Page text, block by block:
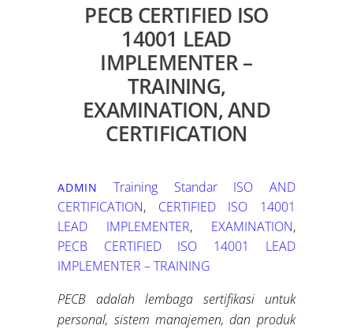
PECB CERTIFIED ISO
14001 LEAD
IMPLEMENTER –
TRAINING,
EXAMINATION, AND
CERTIFICATION
ADMIN Training Standar ISO
AND
CERTIFICATION, CERTIFIED ISO 14001
LEAD IMPLEMENTER, EXAMINATION,
PECB CERTIFIED ISO 14001 LEAD
IMPLEMENTER – TRAINING
PECB adalah lembaga sertifikasi untuk
personal, sistem manajemen, dan produk